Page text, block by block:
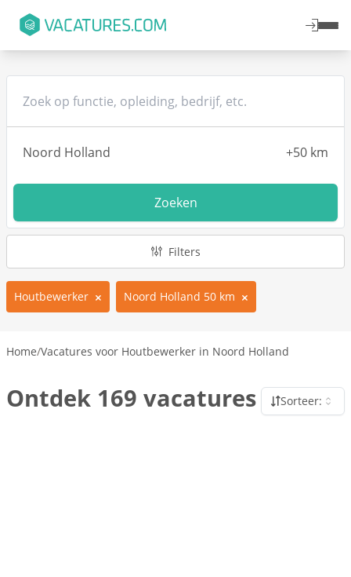
Zoeken
Filters
Houtbewerker Noord Holland 50 km
Home/Vacatures voor Houtbewerker in Noord Holland
Ontdek 169 vacatures Sorteer: